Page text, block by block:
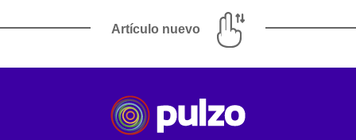
Artículo nuevo